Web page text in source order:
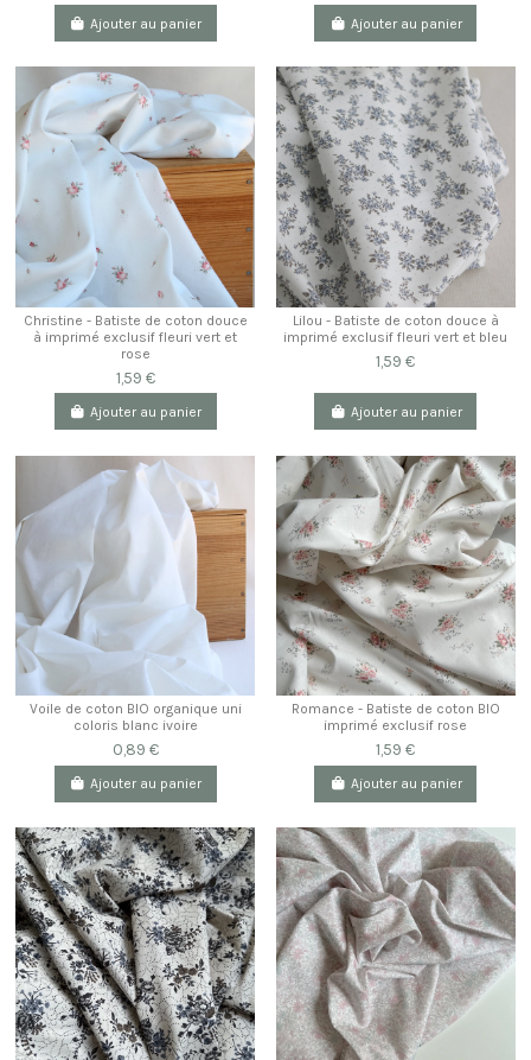
Ajouter au panier Ajouter au panier
Christine - Batiste de coton douce
à imprimé exclusif fleuri vert et
rose
1,59 €
Ajouter au panier
Lilou - Batiste de coton douce à
imprimé exclusif fleuri vert et bleu
1,59 €
Ajouter au panier
Voile de coton BIO organique uni
coloris blanc ivoire
0,89 €
Ajouter au panier
Romance - Batiste de coton BIO
imprimé exclusif rose
1,59 €
Ajouter au panier